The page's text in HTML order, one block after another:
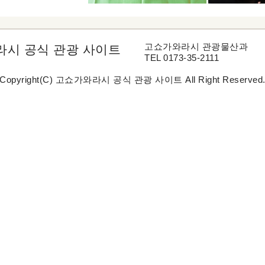
시 공식 관광 사이트
고쇼가와라시 관광물산과
TEL 0173-35-2111
Copyright(C) 고쇼가와라시 공식 관광 사이트 All Right Reserved.